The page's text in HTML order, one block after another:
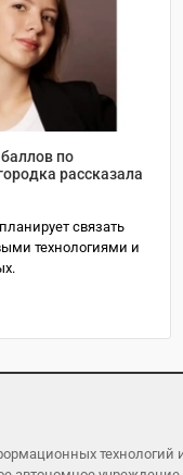
по
рассказала
связать
технологиями и